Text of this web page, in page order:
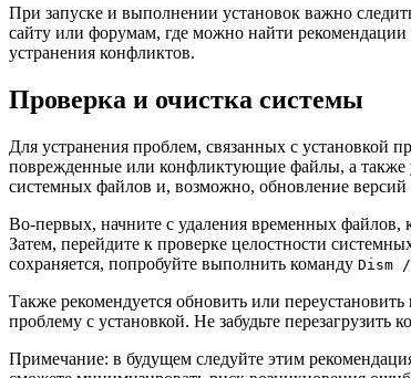
При запуске и выполнении установок важно
сайту или форумам, где можно найти
устранения конфликтов.
Проверка и очистка системы
Для устранения проблем, связанных с установкой
поврежденные или конфликтующие файлы, а также
системных файлов и, возможно, обновление
Во-первых, начните с удаления временных файлов,
Затем, перейдите к проверке целостности
сохраняется, попробуйте выполнить команду Dism
Также рекомендуется обновить или
проблему с установкой. Не забудьте
Примечание: в будущем следуйте этим